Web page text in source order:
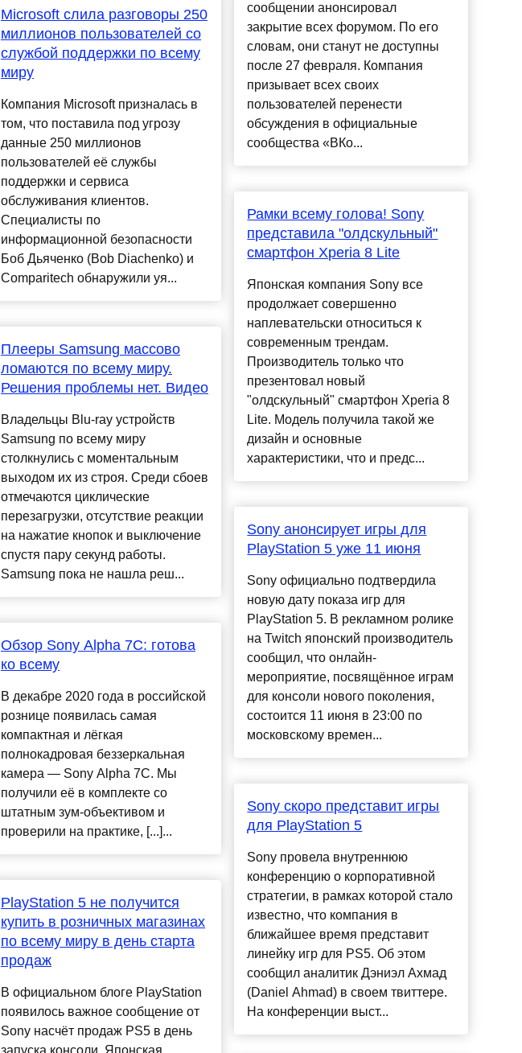
Microsoft слила разговоры 250
миллионов пользователей со
службой поддержки по всему
миру
Компания Microsoft призналась в
том, что поставила под угрозу
данные 250 миллионов
пользователей её службы
поддержки и сервиса
обслуживания клиентов.
Специалисты по
информационной безопасности
Боб Дьяченко (Bob Diachenko) и
Comparitech обнаружили уя...
Плееры Samsung массово
ломаются по всему миру.
Решения проблемы нет. Видео
Владельцы Blu-ray устройств
Samsung по всему миру
столкнулись с моментальным
выходом их из строя. Среди сбоев
отмечаются циклические
перезагрузки, отсутствие реакции
на нажатие кнопок и выключение
спустя пару секунд работы.
Samsung пока не нашла реш...
Обзор Sony Alpha 7C: готова
ко всему
В декабре 2020 года в российской
рознице появилась самая
компактная и лёгкая
полнокадровая беззеркальная
камера — Sony Alpha 7C. Мы
получили её в комплекте со
штатным зум-объективом и
проверили на практике, [...]...
PlayStation 5 не получится
купить в розничных магазинах
по всему миру в день старта
продаж
В официальном блоге PlayStation
появилось важное сообщение от
Sony насчёт продаж PS5 в день
сообщении анонсировал
закрытие всех форумом. По его
словам, они станут не доступны
после 27 февраля. Компания
призывает всех своих
пользователей перенести
обсуждения в официальные
сообщества «ВКо...
Рамки всему голова! Sony
представила "олдскульный"
смартфон Xperia 8 Lite
Японская компания Sony все
продолжает совершенно
наплевательски относиться к
современным трендам.
Производитель только что
презентовал новый
"олдскульный" смартфон Xperia 8
Lite. Модель получила такой же
дизайн и основные
характеристики, что и предс...
Sony анонсирует игры для
PlayStation 5 уже 11 июня
Sony официально подтвердила
новую дату показа игр для
PlayStation 5. В рекламном ролике
на Twitch японский производитель
сообщил, что онлайн-
мероприятие, посвящённое играм
для консоли нового поколения,
состоится 11 июня в 23:00 по
московскому времен...
Sony скоро представит игры
для PlayStation 5
Sony провела внутреннюю
конференцию о корпоративной
стратегии, в рамках которой стало
известно, что компания в
ближайшее время представит
линейку игр для PS5. Об этом
сообщил аналитик Дэниэл Ахмад
(Daniel Ahmad) в своем твиттере.
На конференции выст...